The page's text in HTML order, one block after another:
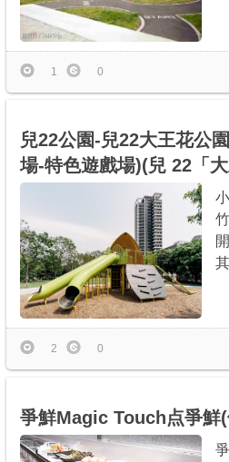
1 0
兒22公園-兒22大王花公
場-特色遊戲場)(兒 22「
2 0
爭鮮Magic Touch点爭鮮